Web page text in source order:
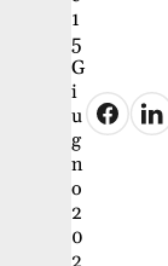
1
5
G
i
u
g
n
o
2
0